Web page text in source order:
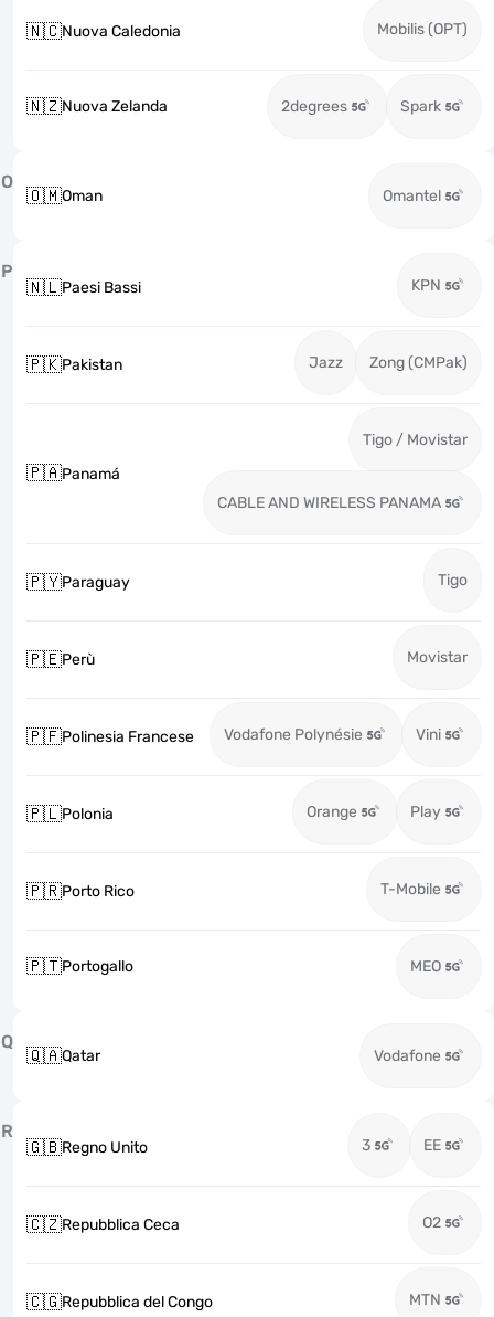
🇳🇨Nuova Caledonia Mobilis (OPT)
🇳🇿Nuova Zelanda 2degrees Spark
O
🇴🇲Oman Omantel
P
🇳🇱Paesi Bassi KPN
🇵🇰Pakistan Jazz Zong (CMPak)
🇵🇦Panamá
Tigo / Movistar
CABLE AND WIRELESS PANAMA
🇵🇾Paraguay Tigo
🇵🇪Perù Movistar
🇵🇫Polinesia Francese Vodafone Polynésie Vini
🇵🇱Polonia Orange Play
🇵🇷Porto Rico T-Mobile
🇵🇹Portogallo MEO
Q
🇶🇦Qatar Vodafone
R
🇬🇧Regno Unito 3 EE
🇨🇿Repubblica Ceca O2
🇨🇬Repubblica del Congo MTN